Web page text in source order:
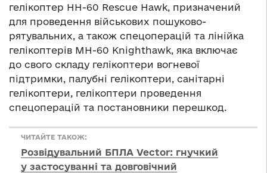
гелікоптер HH-60 Rescue Hawk, призначений
для проведення військових пошуково-
рятувальних, а також спецоперацій та лінійка
гелікоптерів MH-60 Knighthawk, яка включає
до свого складу гелікоптери вогневої
підтримки, палубні гелікоптери, санітарні
гелікоптери, гелікоптери проведення
спецоперацій та постановники перешкод.
ЧИТАЙТЕ ТАКОЖ:
Розвідувальний БПЛА Vector: гнучкий
у застосуванні та довговічний